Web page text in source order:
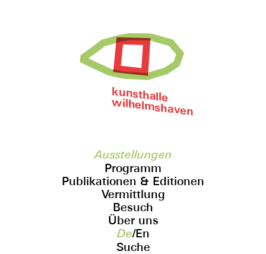
kunsthalle
wilhelmshaven
Ausstellungen
Programm
Publikationen & Editionen
Vermittlung
Besuch
Über uns
De/En
Suche